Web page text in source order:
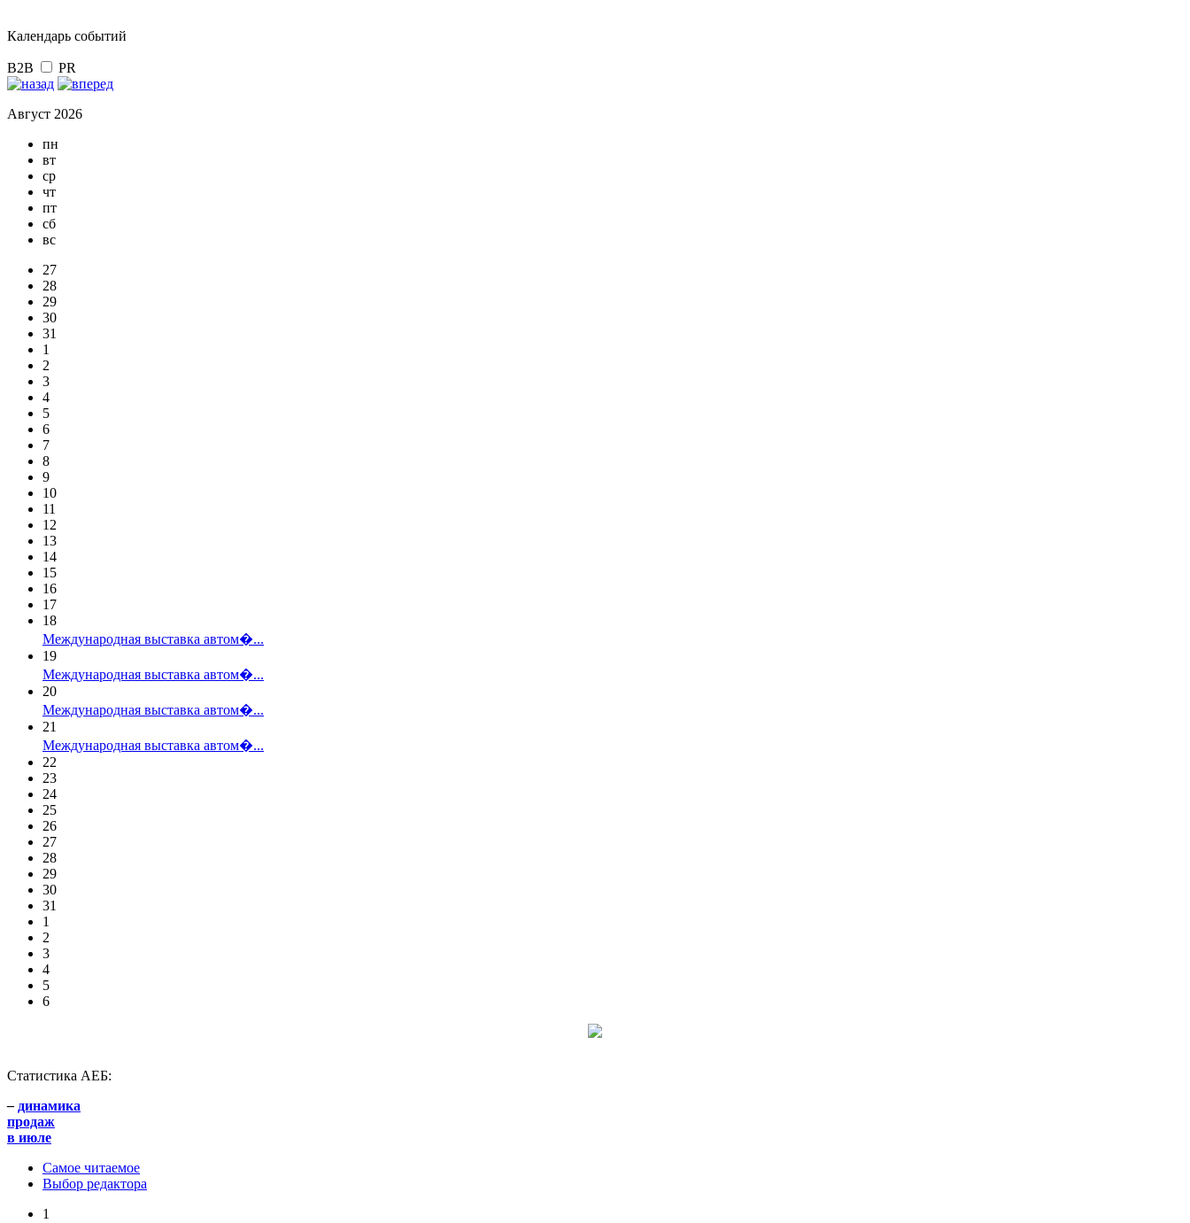
Календарь событий
B2B PR
Август 2026
пн
вт
ср
чт
пт
сб
вс
27
28
29
30
31
1
2
3
4
5
6
7
8
9
10
11
12
13
14
15
16
17
18
Международная выставка автом�...
19
Международная выставка автом�...
20
Международная выставка автом�...
21
Международная выставка автом�...
22
23
24
25
26
27
28
29
30
31
1
2
3
4
5
6
Статистика АЕБ:
– динамика
продаж
в июле
Самое читаемое
Выбор редактора
1